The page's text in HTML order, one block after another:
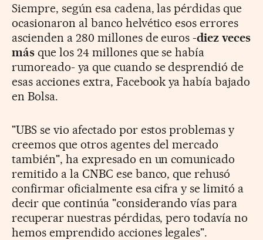
Siempre, según esa cadena, las pérdidas que
ocasionaron al banco helvético esos errores
ascienden a 280 millones de euros -diez veces
másque los 24 millones que se había
rumoreado- ya que cuando se desprendió de
esas acciones extra, Facebook ya había bajado
en Bolsa.
"UBS se vio afectado por estos problemas y
creemos que otros agentes del mercado
también", ha expresado en un comunicado
remitido a la CNBC ese banco, que rehusó
confirmar oficialmente esa cifra y se limitó a
decir que continúa "considerando vías para
recuperar nuestras pérdidas, pero todavía no
hemos emprendido acciones legales".